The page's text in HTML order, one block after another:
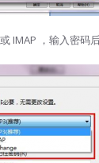
IMAP ，输入密码